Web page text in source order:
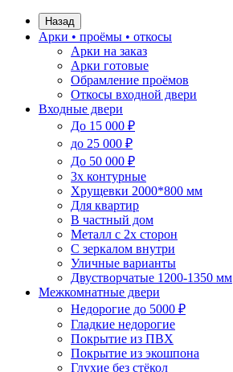
Назад
Арки • проёмы • откосы
Арки на заказ
Арки готовые
Обрамление проёмов
Откосы входной двери
Входные двери
До 15 000 ₽
до 25 000 ₽
До 50 000 ₽
3х контурные
Хрущевки 2000*800 мм
Для квартир
В частный дом
Металл с 2х сторон
С зеркалом внутри
Уличные варианты
Двустворчатые 1200-1350 мм
Межкомнатные двери
Недорогие до 5000 ₽
Гладкие недорогие
Покрытие из ПВХ
Покрытие из экошпона
Глухие без стёкол